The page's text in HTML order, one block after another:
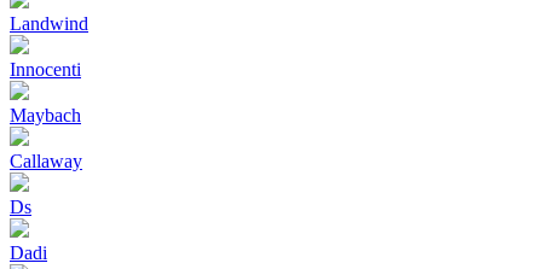
Landwind
Innocenti
Maybach
Callaway
Ds
Dadi